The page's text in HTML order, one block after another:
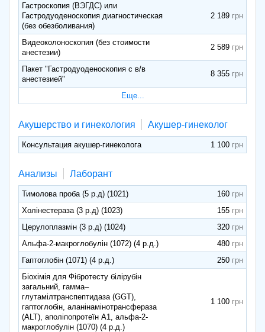
Гастроскопия (ВЭГДС) или
Гастродуоденоскопия диагностическая
(без обезболивания)
2 189
Видеоколоноскопия (без стоимости
анестезии)
2 589
Пакет "Гастродуоденоскопия с в/в
анестезией"
8 355
Еще...
Акушерство и гинекология Акушер-гинеколог
Консультация акушер-гинеколога 1 100
Анализы Лаборант
Тимолова проба (5 р.д) (1021)
160
Холінестераза (3 р.д) (1023)
155
Церулоплазмін (3 р.д) (1024)
320
Альфа-2-макроглобулін (1072) (4 р.д.)
480
Гаптоглобін (1071) (4 р.д.)
250
Біохімія для Фібротесту білірубін
загальний, гамма–
глутамілтранспептидаза (GGT),
гаптоглобін, аланінамінотрансфераза
(ALT), аполіпопротеїн А1, альфа-2-
макроглобулін (1070) (4 р.д.)
1 100